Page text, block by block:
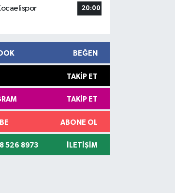
20:00
BEĞEN
TAKIP ET
TAKIP ET
ABONE OL
526 8973 İLETIŞIM